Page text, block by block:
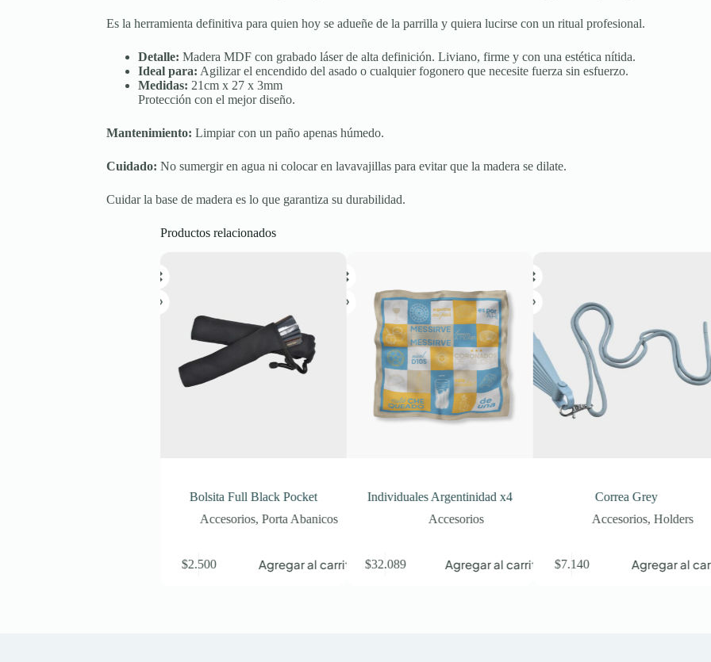
Es la herramienta definitiva para quien hoy se adueñe de la parrilla y quiera lucirse con un ritual profesional.
Detalle: Madera MDF con grabado láser de alta definición. Liviano, firme y con una estética nítida.
Ideal para: Agilizar el encendido del asado o cualquier fogonero que necesite fuerza sin esfuerzo.
Medidas: 21cm x 27 x 3mm
Protección con el mejor diseño.
Mantenimiento: Limpiar con un paño apenas húmedo.
Cuidado: No sumergir en agua ni colocar en lavavajillas para evitar que la madera se dilate.
Cuidar la base de madera es lo que garantiza su durabilidad.
Productos relacionados
Bolsita Full Black Pocket
Accesorios,Porta Abanicos
2.500 Agregar al carrito
Individuales Argentinidad x4
Accesorios
32.089 Agregar al carrito
Correa Grey
Accesorios,Holders
7.140 Agregar al